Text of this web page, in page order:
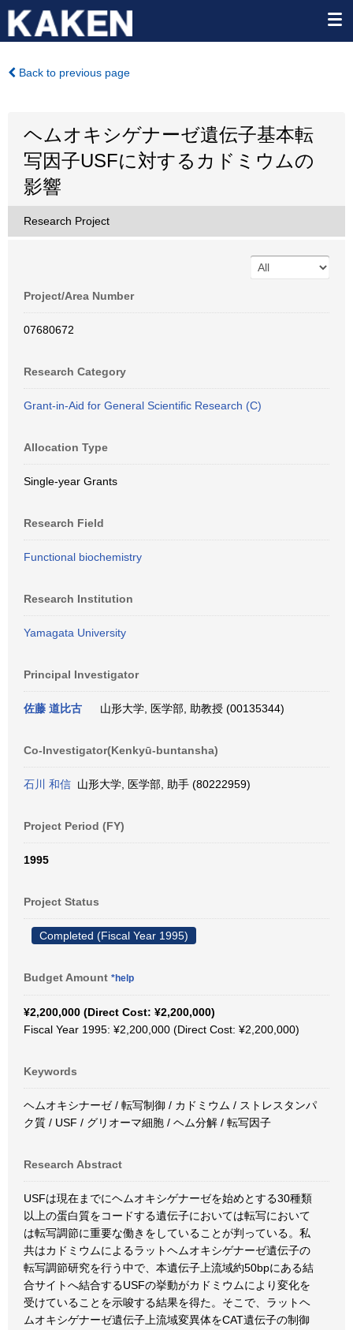
Back to previous page
ヘムオキシゲナーゼ遺伝子基本転
写因子USFに対するカドミウムの
影響
Research Project
Project/Area Number
07680672
Research Category
Grant-in-Aid for General Scientific Research (C)
Allocation Type
Single-year Grants
Research Field
Functional biochemistry
Research Institution
Yamagata University
Principal Investigator
佐藤 道比古 山形大学, 医学部, 助教授 (00135344)
Co-Investigator(Kenkyū-buntansha)
石川 和信 山形大学, 医学部, 助手 (80222959)
Project Period (FY)
1995
Project Status
Completed (Fiscal Year 1995)
Budget Amount *help
¥2,200,000 (Direct Cost: ¥2,200,000)
Fiscal Year 1995: ¥2,200,000 (Direct Cost: ¥2,200,000)
Keywords
ヘムオキシナーゼ / 転写制御 / カドミウム / ストレスタンパ
ク質 / USF / グリオーマ細胞 / ヘム分解 / 転写因子
Research Abstract
USFは現在までにヘムオキシゲナーゼを始めとする30種類
以上の蛋白質をコードする遺伝子においては転写において
は転写調節に重要な働きをしていることが判っている。私
共はカドミウムによるラットヘムオキシゲナーゼ遺伝子の
転写調節研究を行う中で、本遺伝子上流域約50bpにある結
合サイトへ結合するUSFの挙動がカドミウムにより変化を
受けていることを示唆する結果を得た。そこで、ラットヘ
ムオキシゲナーゼ遺伝子上流域変異体をCAT遺伝子の制御